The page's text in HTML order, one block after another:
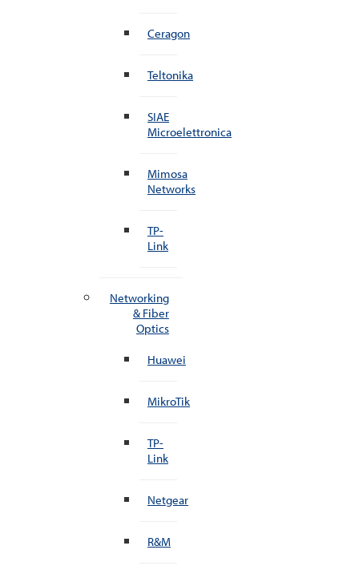
Ceragon
Teltonika
SIAE
Microelettronica
Mimosa
Networks
TP-
Link
Networking
& Fiber
Optics
Huawei
MikroTik
TP-
Link
Netgear
R&M